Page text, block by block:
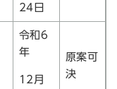
24日
令和6
年
12月
原案可
決